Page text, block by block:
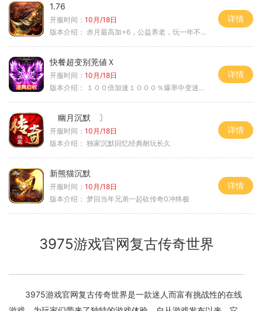
1.76
开服时间： 10月/18日
版本介绍： 赤月最高加+6，公益养老，玩一年不腻，屠龙
详情
快餐超变别茺値Ｘ
开服时间： 10月/18日
版本介绍：
１００倍加速１０００％爆率中变迷失单职
详情
幽月沉默 〕
开服时间： 10月/18日
版本介绍： 独家沉默回忆经典耐玩长久
详情
新熊猫沉默
开服时间： 10月/18日
版本介绍： 梦回当年兄弟一起砍传奇0冲终极
详情
3975游戏官网复古传奇世界
3975游戏官网复古传奇世界是一款迷人而富有挑战性的在线